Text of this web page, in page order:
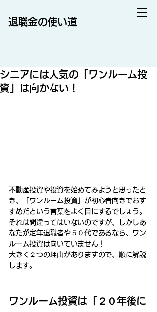
退職金の使い道
シニアには人気の「ワンルーム投
資」は向かない！
不動産投資や投資を始めてみようと思ったと
き、「ワンルーム投資」が初心者向きでおす
すめだという言葉をよく目にするでしょう。
それは間違ってはいないのですが、しかしあ
なたが定年退職者や５０代であるなら、ワン
ルーム投資は向いていません！
大きく２つの理由がありますので、順に解説
します。
ワンルーム投資は「２０年後に